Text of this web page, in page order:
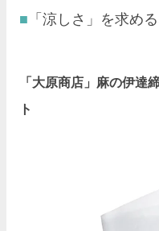
「涼しさ」を求め
「大原商店」麻の伊達
ト